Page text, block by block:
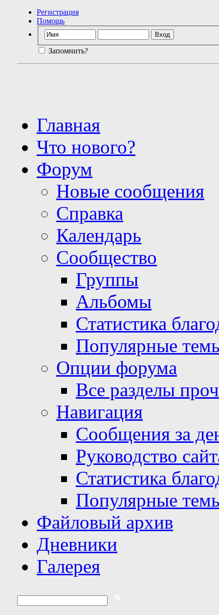
Регистрация
Помощь
Запомнить?
Главная
Что нового?
Форум
Новые сообщения
Справка
Календарь
Сообщество
Группы
Альбомы
Статистика
Популярные
Опции форума
Все разделы
Навигация
Сообщения за
Руководство
Статистика
Популярные
Файловый архив
Дневники
Галерея